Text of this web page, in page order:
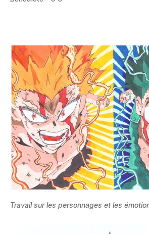
Travail sur les personnages et les